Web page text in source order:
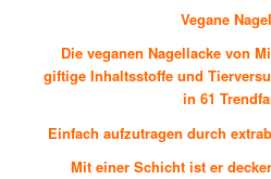
Vegane
Die veganen Nagellacke von
giftige Inhaltsstoffe und
in 61
Einfach aufzutragen durch
Mit einer Schicht ist er